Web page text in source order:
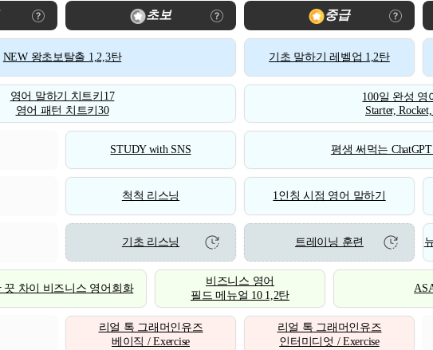
초보 중급
NEW 왕초보탈출 1,2,3탄 기초 말하기 레벨업 1,2탄
영어 말하기 치트키17
영어 패턴 치트키30
100일 완성 영
Starter,
STUDY with SNS 평생 써먹는
척척 리스닝 1인칭 시점 영어 말하기
기초 리스닝 트레이닝 훈련
끗 차이 비즈니스 영어회화
비즈니스 영어
필드 메뉴얼 10 1,2탄
리얼 톡 그래머인유즈
베이직 / Exercise
리얼 톡 그래머인유즈
인터미디엇 / Exercise